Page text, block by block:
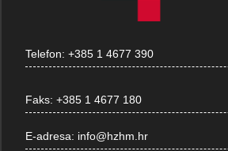
Telefon:+385 1 4677 390
Faks:+385 1 4677 180
E-adresa: info@hzhm.hr